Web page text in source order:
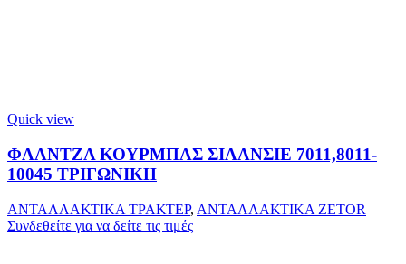
Quick view
ΦΛΑΝΤΖΑ ΚΟΥΡΜΠΑΣ ΣΙΛΑΝΣΙΕ 7011,8011-
10045 ΤΡΙΓΩΝΙΚΗ
ΑΝΤΑΛΛΑΚΤΙΚΑ ΤΡΑΚΤΕΡ, ΑΝΤΑΛΛΑΚΤΙΚΑ ZETOR
Συνδεθείτε για να δείτε τις τιμές